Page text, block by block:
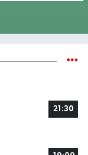
21:30